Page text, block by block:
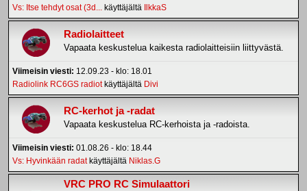
Vs: Itse tehdyt osat (3d... käyttäjältä IlkkaS
Radiolaitteet
Vapaata keskustelua kaikesta radiolaitteisiin liittyvästä.
Viimeisin viesti: 12.09.23 - klo: 18.01
Radiolink RC6GS radiotkäyttäjältä Divi
RC-kerhot ja -radat
Vapaata keskustelua RC-kerhoista ja -radoista.
Viimeisin viesti: 01.08.26 - klo: 18.44
Vs: Hyvinkään radatkäyttäjältä Niklas.G
VRC PRO RC Simulaattori